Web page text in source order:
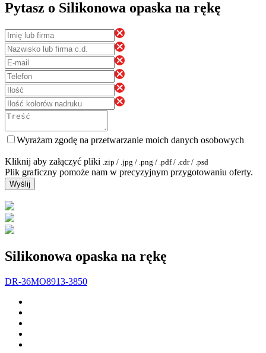
Pytasz o Silikonowa opaska na rękę
Wyrażam zgodę na przetwarzanie moich danych osobowych
Kliknij aby załączyć pliki .zip / .jpg / .png / .pdf / .cdr / .psd
Plik graficzny pomoże nam w precyzyjnym przygotowaniu oferty.
Wyślij
Silikonowa opaska na rękę
DR-36MO8913-3850